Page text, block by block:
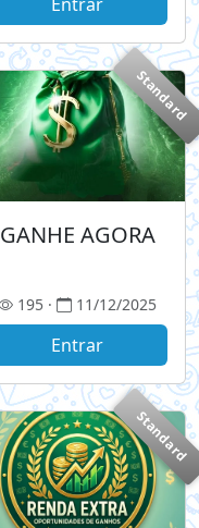
Standard
GANHE AGORA
195 · 11/12/2025
Entrar
Standard